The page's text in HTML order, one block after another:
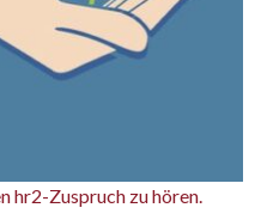
hr2-Zuspruch zu hören.